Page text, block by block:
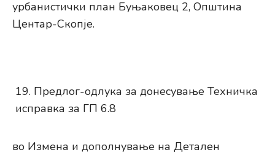
урбанистички план Буњаковец 2, Општина
Центар-Скопје.
Предлог-одлука за донесување Техничка
исправка за ГП 6.8
во Измена и дополнување на Детален